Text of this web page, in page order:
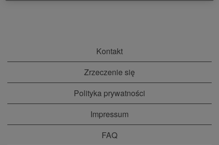
Kontakt
Zrzeczenie się
Polityka prywatności
Impressum
FAQ